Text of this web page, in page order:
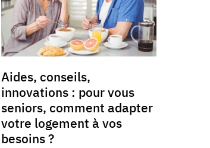
Aides, conseils,
innovations : pour vous
seniors, comment adapter
votre logement à vos
besoins ?